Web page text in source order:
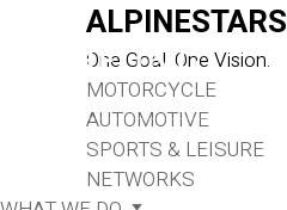
ALPINESTARS
One Goal. One Vision.
MOTORCYCLE
AUTOMOTIVE
SPORTS & LEISURE
NETWORKS